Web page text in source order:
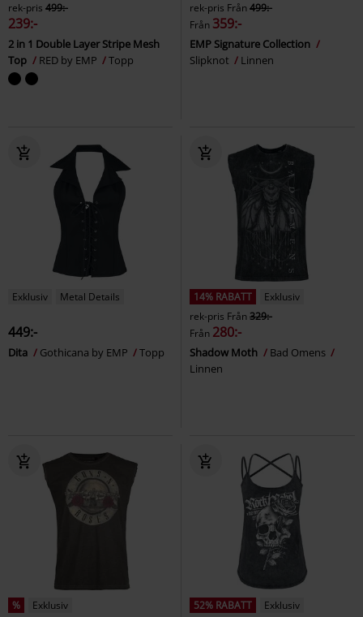
rek-pris 499:-
239:-
2 in 1 Double Layer Stripe Mesh
Top
RED by EMP Topp
rek-pris Från499:-
Från 359:-
EMP Signature Collection
Slipknot
Linnen
Exklusiv Metal Details
449:-
Dita Gothicana by EMP Topp
14% RABATT
Exklusiv
rek-pris Från329:-
Från 280:-
Shadow Moth
Bad Omens
Linnen
% Exklusiv 52% RABATT
Exklusiv